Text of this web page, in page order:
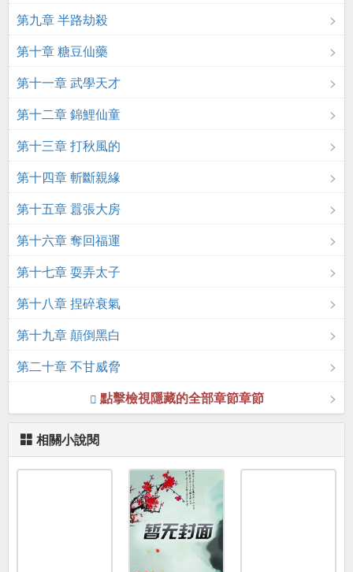
第九章 半路劫殺
第十章 糖豆仙藥
第十一章 武學天才
第十二章 錦鯉仙童
第十三章 打秋風的
第十四章 斬斷親緣
第十五章 囂張大房
第十六章 奪回福運
第十七章 耍弄太子
第十八章 捏碎衰氣
第十九章 顛倒黑白
第二十章 不甘威脅
點擊檢視隱藏的全部章節章節
相關小說閱